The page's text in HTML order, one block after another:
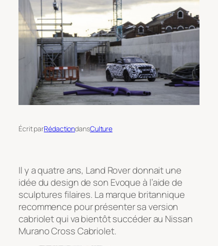
Écrit parRédactiondansCulture
Il y a quatre ans, Land Rover donnait une
idée du design de son Evoque à l’aide de
sculptures filaires. La marque britannique
recommence pour présenter sa version
cabriolet qui va bientôt succéder au Nissan
Murano Cross Cabriolet.